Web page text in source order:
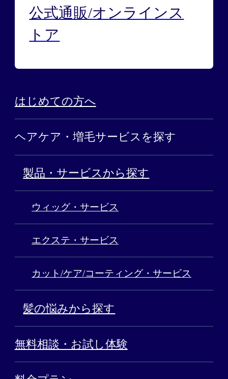
公式通販/オンラインス
トア
はじめての方へ
ヘアケア・増毛サービスを探す
製品・サービスから探す
ウィッグ・サービス
エクステ・サービス
カット/ケア/コーティング・サービス
髪の悩みから探す
無料相談・お試し体験